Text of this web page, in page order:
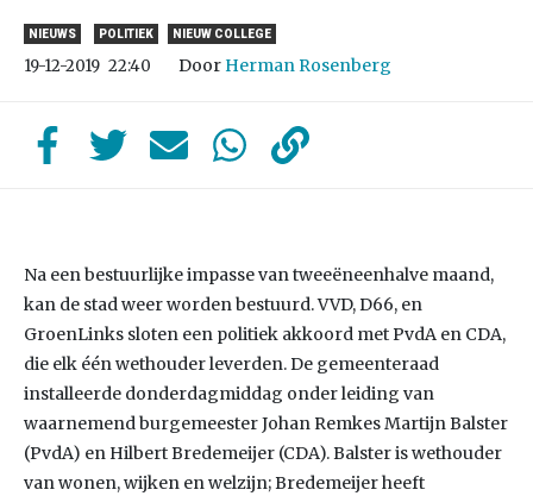
NIEUWS POLITIEK NIEUW COLLEGE
19-12-2019 22:40 Door Herman Rosenberg
Na een bestuurlijke impasse van tweeëneenhalve maand,
kan de stad weer worden bestuurd. VVD, D66, en
GroenLinks sloten een politiek akkoord met PvdA en CDA,
die elk één wethouder leverden. De gemeenteraad
installeerde donderdagmiddag onder leiding van
waarnemend burgemeester Johan Remkes Martijn Balster
(PvdA) en Hilbert Bredemeijer (CDA). Balster is wethouder
van wonen, wijken en welzijn; Bredemeijer heeft